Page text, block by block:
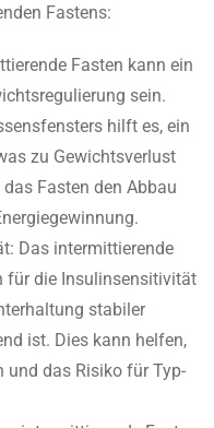
Fastens:
Fasten kann ein
sein.
hilft es, ein
zu Gewichtsverlust
Fasten den Abbau
Das intermittierende
für die Insulinsensitivität
stabiler
ist. Dies kann helfen,
und das Risiko für Typ-